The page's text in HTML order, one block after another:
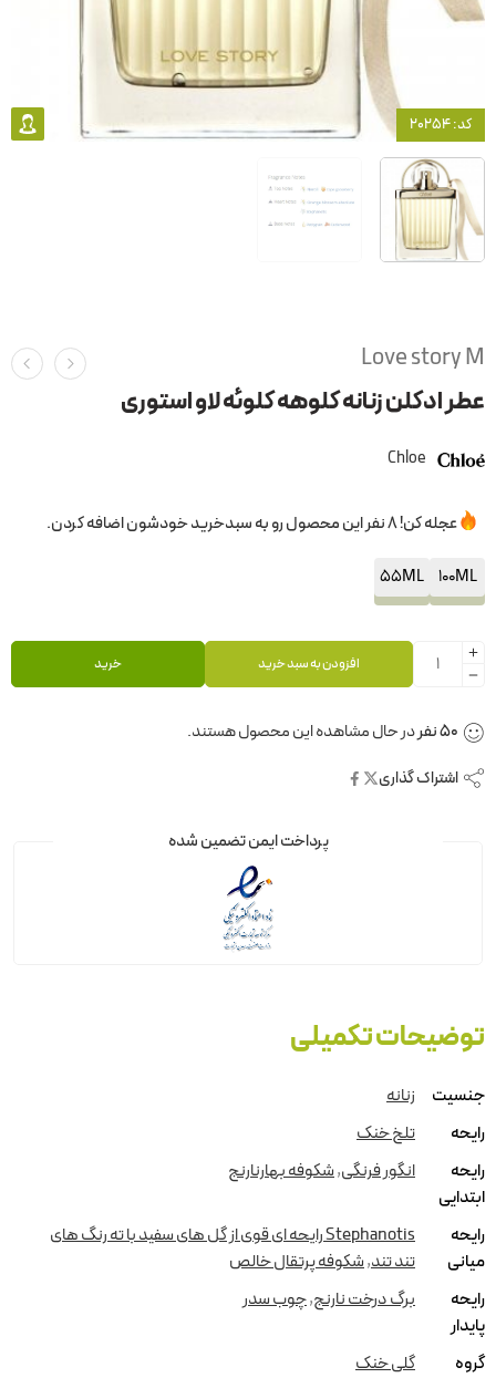
کد: 20254
Love story M
عطر ادکلن زنانه کلوهه کلوئه لاو استوری
Chloe
عجله کن! 8 نفر این محصول رو به سبدخرید خودشون اضافه کردن.
100ML
55ML
افزودن به سبد خرید خرید
50نفردر حال مشاهده این محصول هستند.
اشتراک گذاری
پرداخت ایمن تضمین شده
توضیحات تکمیلی
جنسیت
زنانه
رایحه
تلخ خنک
رایحه
ابتدایی
انگور فرنگی,شکوفه بهارنارنج
رایحه
میانی
Stephanotis رایحه ای قوی از گل های سفید با ته رنگ های
تند تند,شکوفه پرتقال خالص
رایحه
پایدار
برگ درخت نارنج,چوب سدر
گروه
گلی خنک